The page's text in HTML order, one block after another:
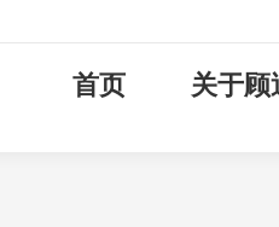
首页 关于顾